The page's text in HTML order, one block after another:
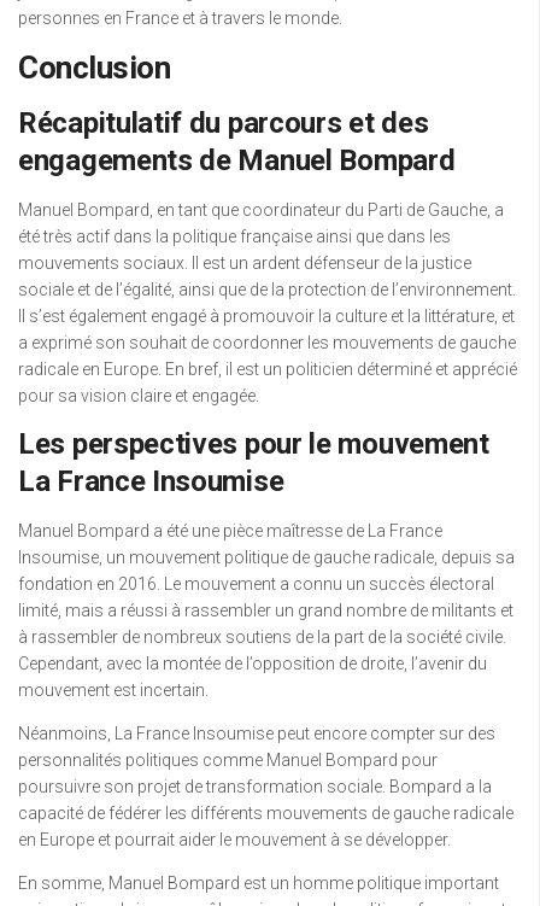
personnes en France et à travers le monde.
Conclusion
Récapitulatif du parcours et des
engagements de Manuel Bompard
Manuel Bompard, en tant que coordinateur du Parti de Gauche, a
été très actif dans la politique française ainsi que dans les
mouvements sociaux. Il est un ardent défenseur de la justice
sociale et de l’égalité, ainsi que de la protection de l’environnement.
Il s’est également engagé à promouvoir la culture et la littérature, et
a exprimé son souhait de coordonner les mouvements de gauche
radicale en Europe. En bref, il est un politicien déterminé et apprécié
pour sa vision claire et engagée.
Les perspectives pour le mouvement
La France Insoumise
Manuel Bompard a été une pièce maîtresse de La France
Insoumise, un mouvement politique de gauche radicale, depuis sa
fondation en 2016. Le mouvement a connu un succès électoral
limité, mais a réussi à rassembler un grand nombre de militants et
à rassembler de nombreux soutiens de la part de la société civile.
Cependant, avec la montée de l’opposition de droite, l’avenir du
mouvement est incertain.
Néanmoins, La France Insoumise peut encore compter sur des
personnalités politiques comme Manuel Bompard pour
poursuivre son projet de transformation sociale. Bompard a la
capacité de fédérer les différents mouvements de gauche radicale
en Europe et pourrait aider le mouvement à se développer.
En somme, Manuel Bompard est un homme politique important